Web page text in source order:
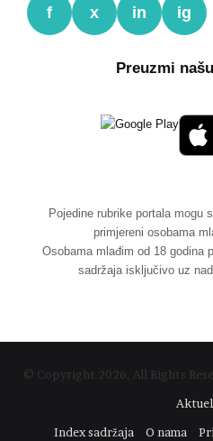
f x in ig
Preuzmi
Pojedine rubrike portala mogu
primjereni osobama
Osobama mlađim od 18 godina
sadržaja isključivo uz
© Copyright 2026, All Rights
Index sadržaja
O nama